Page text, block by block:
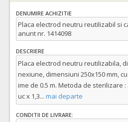
DENUMIRE ACHIZITIE
Placa electrod neutru reutilizabil si
anunt nr. 1414098
DESCRIERE
Placa electrod neutru reutilizabila,
nexiune, dimensiuni 250x150 mm,
ime de 0.5 m. Metoda de sterilizare :
uc x 1,3... mai departe
CONDITII DE LIVRARE: